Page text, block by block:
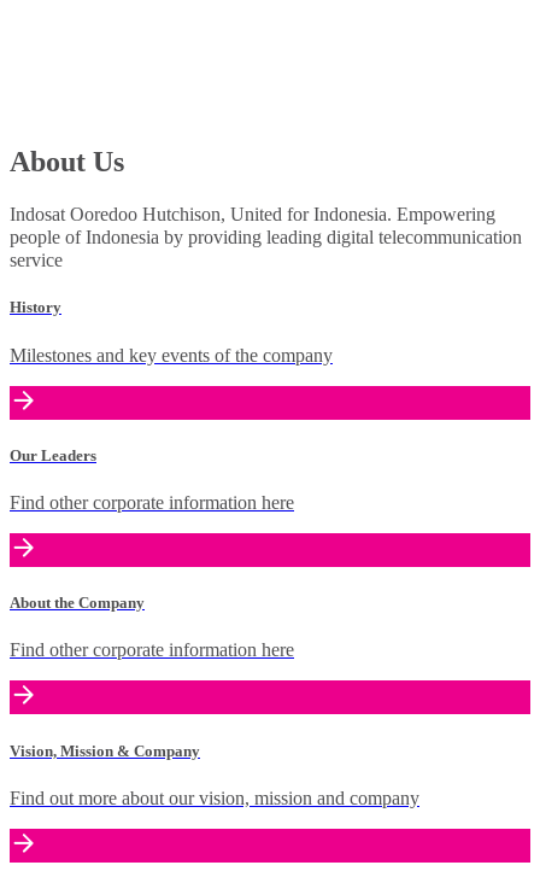
About Us
Indosat Ooredoo Hutchison, United for Indonesia. Empowering
people of Indonesia by providing leading digital telecommunication
service
History
Milestones and key events of the company
Our Leaders
Find other corporate information here
About the Company
Find other corporate information here
Vision, Mission & Company
Find out more about our vision, mission and company